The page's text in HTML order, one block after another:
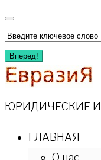
Перейти
к
содержимому
Искать:
Вперед!
ЮРИДИЧЕСКИЕ И
ГЛАВНАЯ
О нас